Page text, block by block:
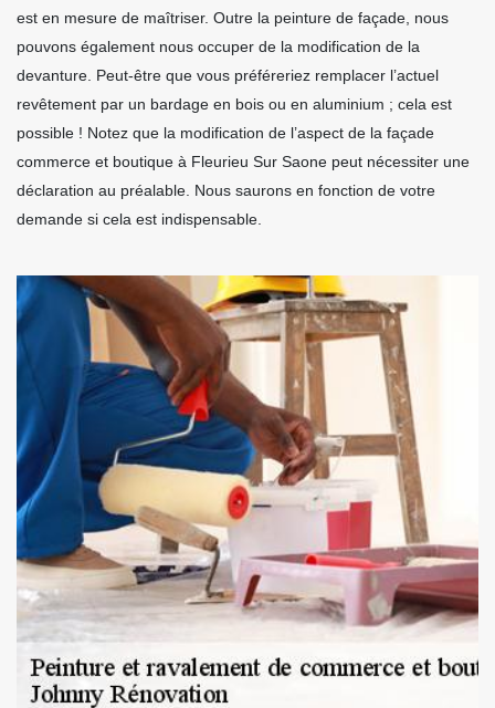
est en mesure de maîtriser. Outre la peinture de façade, nous
pouvons également nous occuper de la modification de la
devanture. Peut-être que vous préféreriez remplacer l’actuel
revêtement par un bardage en bois ou en aluminium ; cela est
possible ! Notez que la modification de l’aspect de la façade
commerce et boutique à Fleurieu Sur Saone peut nécessiter une
déclaration au préalable. Nous saurons en fonction de votre
demande si cela est indispensable.